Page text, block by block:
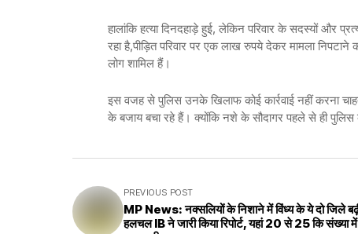
हालांकि हत्या दिनदहाड़े हुई, लेकिन परिवार के सदस्यों और
रहा है,पीड़ित परिवार पर एक लाख रुपये देकर मामला निपटाने
लोग शामिल हैं।
इस वजह से पुलिस उनके खिलाफ कोई कार्रवाई नहीं करना
के बजाय बचा रहे हैं। क्योंकि नशे के सौदागर पहले से ही
PREVIOUS POST
MP News: नक्सलियों के निशाने में विंध्य के ये दो जिले
हलचल IB ने जारी किया रिपोर्ट, यहां 20 से 25 कि संख्या में